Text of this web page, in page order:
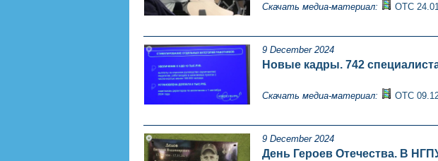
Скачать медиа-материал: ОТС
9 December 2024
Новые кадры. 742
Скачать медиа-материал: ОТС
9 December 2024
День Героев Отечества. В